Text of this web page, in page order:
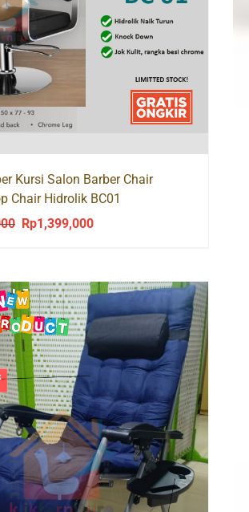
Kursi Salon Barber Chair
Chair Hidrolik BC01
Original
Rp2,100,000.
Rp1,399,000Current
Rp1,399,000.